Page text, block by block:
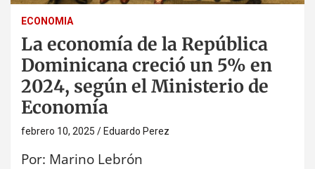
ECONOMIA
La economía de la República
Dominicana creció un 5% en
2024, según el Ministerio de
Economía
febrero 10, 2025 Eduardo Perez
Por: Marino Lebrón